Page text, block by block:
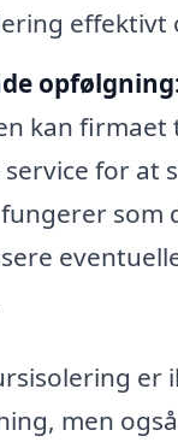
effektivt
kan firmaet
for at
som
er
men